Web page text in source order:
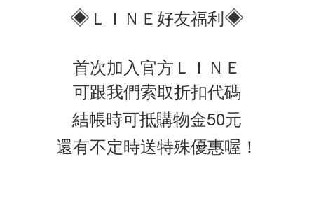
◈ ＬＩＮＥ好友福利◈
首次加入官方ＬＩＮＥ
可跟我們索取折扣代碼
結帳時可抵購物金50元
還有不定時送特殊優惠喔！